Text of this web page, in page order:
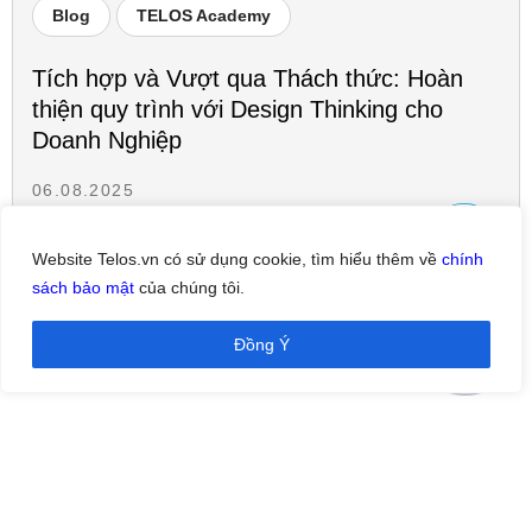
Website Telos.vn có sử dụng cookie, tìm hiểu thêm về chính
sách bảo mật của chúng tôi.
Đồng Ý
Blog TELOS Academy
Tích hợp và Vượt qua Thách thức: Hoàn
thiện quy trình với Design Thinking cho
Doanh Nghiệp
06.08.2025